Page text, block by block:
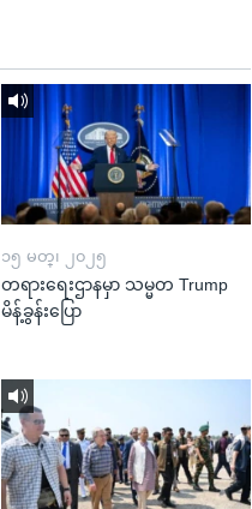
၁၅ မတ္၊ ၂၀၂၅
တရားရေးဌာနမှာ သမ္မတ Trump
မိန့်ခွန်းပြော